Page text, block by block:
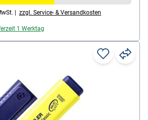
6 Stück
| zzgl. Service- & Versandkosten
1 Werktag